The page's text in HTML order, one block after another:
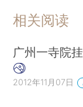
相关阅读
广州一寺院
2012年11月07日